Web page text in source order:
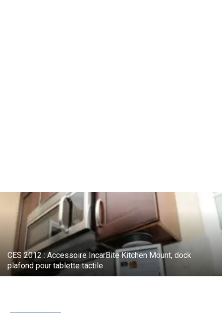
CES 2012 : Accessoire IncarBite Kitchen Mount, dock
plafond pour tablette tactile